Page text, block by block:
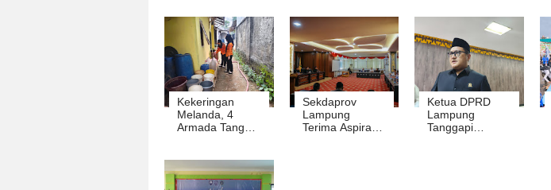
Kekeringan
Melanda, 4
Armada Tangki
Lampung
Sekdaprov
Lampung
Terima Aspirasi
Ketua DPRD
Lampung
Tanggapi